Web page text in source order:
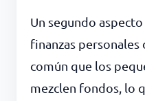
Un segundo
finanzas personales
común que los
mezclen fondos, lo